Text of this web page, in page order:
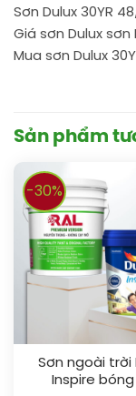
Sơn Dulux 30YR
Giá sơn Dulux
Mua sơn Dulux
Sản phẩm
-30%
Sơn ngoài trời
Inspire bóng